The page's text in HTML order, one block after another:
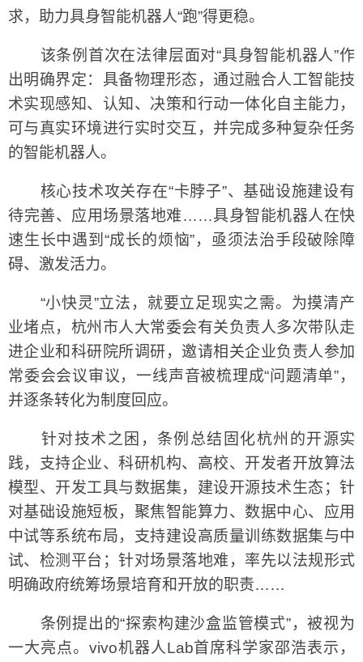
求，助力具身智能机器人“跑”得更稳。
该条例首次在法律层面对“具身智能机器人”作
出明确界定：具备物理形态，通过融合人工智能技
术实现感知、认知、决策和行动一体化自主能力，
可与真实环境进行实时交互，并完成多种复杂任务
的智能机器人。
核心技术攻关存在“卡脖子”、基础设施建设有
待完善、应用场景落地难……具身智能机器人在快
速生长中遇到“成长的烦恼”，亟须法治手段破除障
碍、激发活力。
“小快灵”立法，就要立足现实之需。为摸清产
业堵点，杭州市人大常委会有关负责人多次带队走
进企业和科研院所调研，邀请相关企业负责人参加
常委会会议审议，一线声音被梳理成“问题清单”，
并逐条转化为制度回应。
针对技术之困，条例总结固化杭州的开源实
践，支持企业、科研机构、高校、开发者开放算法
模型、开发工具与数据集，建设开源技术生态；针
对基础设施短板，聚焦智能算力、数据中心、应用
中试等系统布局，支持建设高质量训练数据集与中
试、检测平台；针对场景落地难，率先以法规形式
明确政府统筹场景培育和开放的职责……
条例提出的“探索构建沙盒监管模式”，被视为
一大亮点。vivo机器人Lab首席科学家邵浩表示，